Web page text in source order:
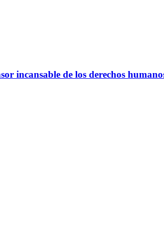
incansable de los derechos